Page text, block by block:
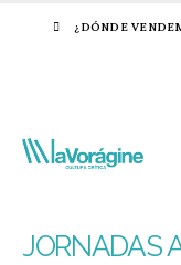
¿DÓNDE
JORNADAS